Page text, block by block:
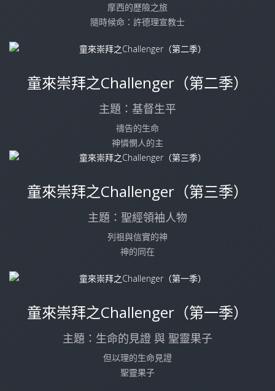
摩西的歷險之旅
隨時候命：許德理宣教士
童來崇拜之Challenger（第二季）
主題：基督生平
禱告的生命
神憐憫人的主
童來崇拜之Challenger（第三季）
主題：聖經領袖人物
列祖與信實的神
神的同在
童來崇拜之Challenger（第一季）
主題：生命的見證 與 聖靈果子
但以理的生命見證
聖靈果子